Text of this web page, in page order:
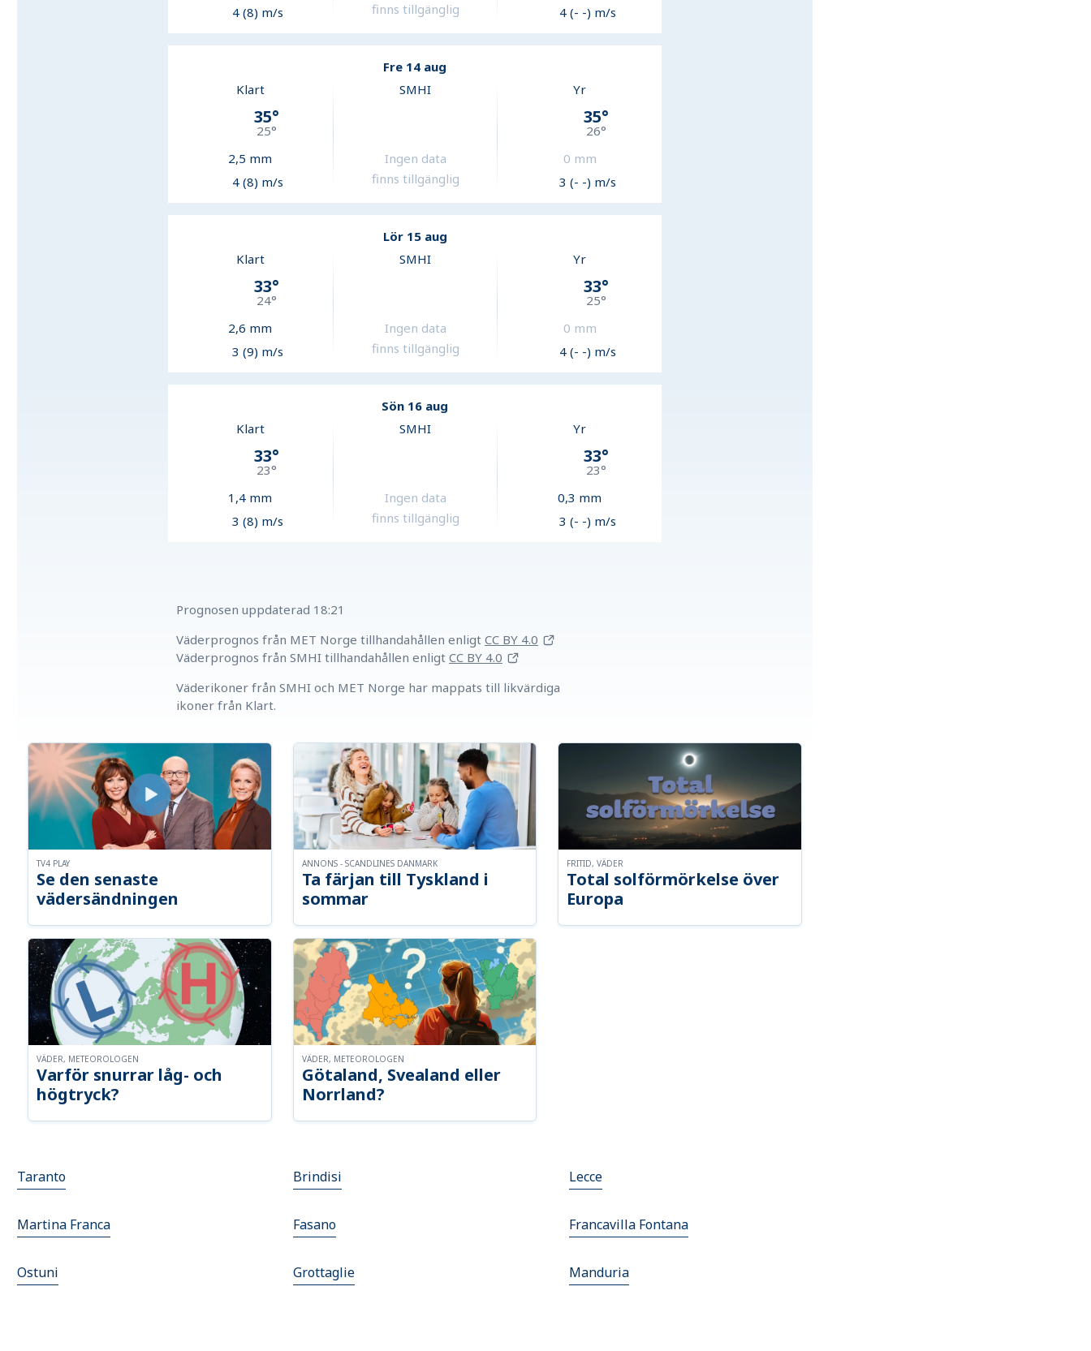
4 (8) m/s
finns tillgänglig
4 (- -) m/s
Fre 14 aug
Klart
35°
25°
2,5 mm
4 (8) m/s
SMHI
Ingen data
finns tillgänglig
Yr
35°
26°
0 mm
3 (- -) m/s
Lör 15 aug
Klart
33°
24°
2,6 mm
3 (9) m/s
SMHI
Ingen data
finns tillgänglig
Yr
33°
25°
0 mm
4 (- -) m/s
Sön 16 aug
Klart
33°
23°
1,4 mm
3 (8) m/s
SMHI
Ingen data
finns tillgänglig
Yr
33°
23°
0,3 mm
3 (- -) m/s
Prognosen uppdaterad 18:21
Väderprognos från MET Norge tillhandahållen enligt CC BY 4.0
Väderprognos från SMHI tillhandahållen enligt CC BY 4.0
Väderikoner från SMHI och MET Norge har mappats till likvärdiga
ikoner från Klart.
Se den senaste
vädersändningen
TV4 PLAY
Ta färjan till Tyskland i
sommar
ANNONS - SCANDLINES DANMARK
Total solförmörkelse över
Europa
FRITID, VÄDER
Varför snurrar låg- och
högtryck?
VÄDER, METEOROLOGEN
Götaland, Svealand eller
Norrland?
VÄDER, METEOROLOGEN
Taranto Brindisi Lecce
Martina Franca Fasano Francavilla Fontana
Ostuni Grottaglie Manduria